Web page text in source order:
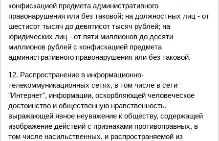
конфискацией предмета административного
правонарушения или без таковой; на должностных лиц - от
шестисот тысяч до девятисот тысяч рублей; на
юридических лиц - от пяти миллионов до десяти
миллионов рублей с конфискацией предмета
административного правонарушения или без таковой.
12. Распространение в информационно-
телекоммуникационных сетях, в том числе в сети
"Интернет", информации, оскорбляющей человеческое
достоинство и общественную нравственность,
выражающей явное неуважение к обществу, содержащей
изображение действий с признаками противоправных, в
том числе насильственных, и распространяемой из